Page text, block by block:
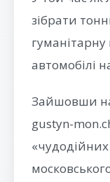
зібрати
автомобілі
Зайшовши на
gustyn-